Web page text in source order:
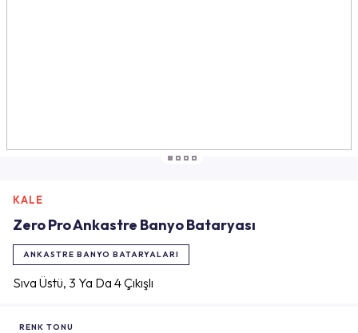
KALE
Zero Pro Ankastre Banyo Bataryası
ANKASTRE BANYO BATARYALARI
Sıva Üstü, 3 Ya Da 4 Çıkışlı
RENK TONU